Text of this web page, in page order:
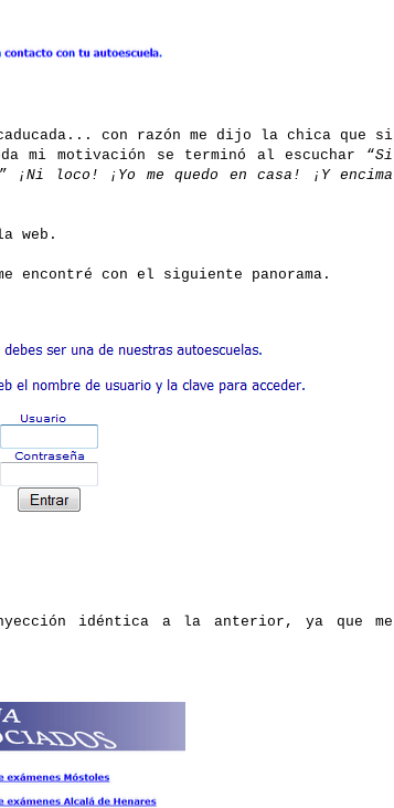
con razón me dijo la chica que si
mi motivación se terminó al escuchar “Si
”
¡Ni loco! ¡Yo me quedo en casa! ¡Y encima
web.
encontré con el siguiente panorama.
idéntica a la anterior, ya que me